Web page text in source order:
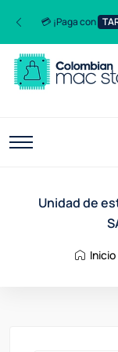
💳 ¡Paga con
Unidad de
Inicio